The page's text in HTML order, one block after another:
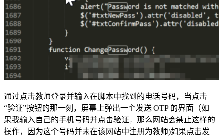
通过点击教师登录并输入在脚本中找到的电话号码，当点击
“验证”按钮的那一刻，屏幕上弹出一个发送 OTP 的界面（如
果我输入自己的手机号码并点击验证，那么网站会禁止这样的
操作，因为这个号码并未在该网站中注册为教师)如果点击发